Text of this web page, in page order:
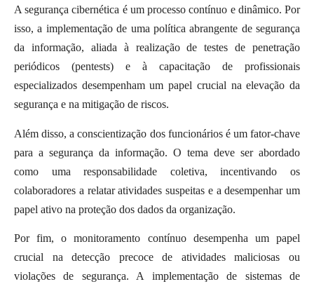
A segurança cibernética é um processo contínuo e dinâmico. Por
isso, a implementação de uma política abrangente de segurança
da informação, aliada à realização de testes de penetração
periódicos (pentests) e à capacitação de profissionais
especializados desempenham um papel crucial na elevação da
segurança e na mitigação de riscos.
Além disso, a conscientização dos funcionários é um fator-chave
para a segurança da informação. O tema deve ser abordado
como uma responsabilidade coletiva, incentivando os
colaboradores a relatar atividades suspeitas e a desempenhar um
papel ativo na proteção dos dados da organização.
Por fim, o monitoramento contínuo desempenha um papel
crucial na detecção precoce de atividades maliciosas ou
violações de segurança. A implementação de sistemas de